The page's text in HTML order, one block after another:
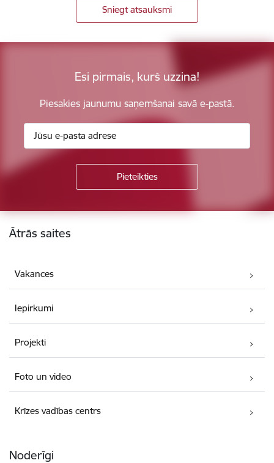
Sniegt atsauksmi
Esi pirmais, kurš uzzina!
Piesakies jaunumu saņemšanai savā e-pastā.
Kājene
Ātrās saites
Vakances
Iepirkumi
Projekti
Foto un video
Krīzes vadības centrs
Noderīgi